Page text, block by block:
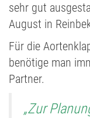
sehr gut
August in
Für die
benötige man
Partner.
„Zur